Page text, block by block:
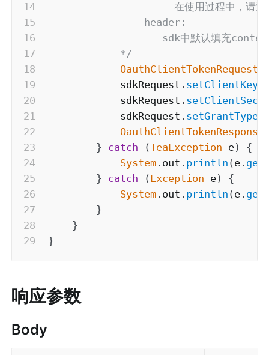
在使用过程中，请注
                header:
sdk中默认填充
            */
OauthClientTokenRequest
            sdkRequest
. setClientKey
            sdkRequest
.
            sdkRequest
. setGrantType
OauthClientTokenResponse
} catch (TeaException e)
{
System . out . println ( e .
} catch ( Exception e)
{
System . out . println ( e .
}
}
}
响应参数
Body